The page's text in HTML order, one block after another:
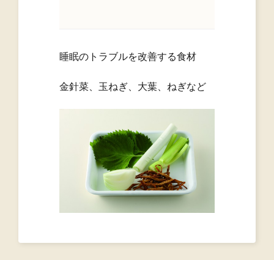
睡眠のトラブルを改善する食材
金針菜、玉ねぎ、大葉、ねぎなど